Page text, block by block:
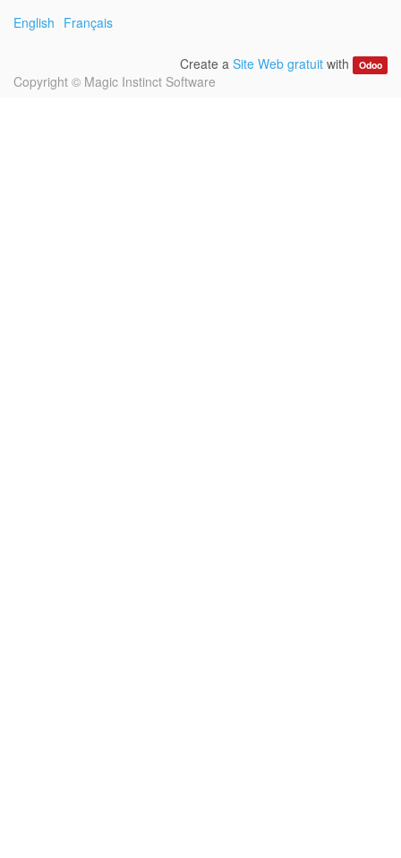
English Français
Create aSite Web gratuit with Odoo
Copyright © Magic Instinct Software